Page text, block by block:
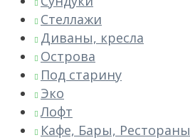
Стеллажи
Диваны, кресла
Острова
Под старину
Эко
Лофт
Кафе, Бары, Рестораны